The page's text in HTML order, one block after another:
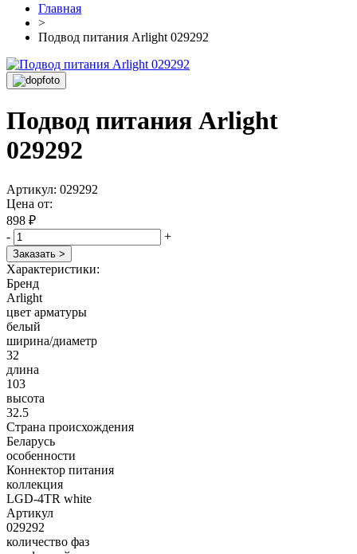
Главная
>
Подвод питания Arlight 029292
Подвод питания Arlight
029292
Артикул: 029292
Цена от:
898 ₽
-
+
Заказать >
Характеристики:
Бренд
Arlight
цвет арматуры
белый
ширина/диаметр
32
длина
103
высота
32.5
Страна происхождения
Беларусь
особенности
Коннектор питания
коллекция
LGD-4TR white
Артикул
029292
количество фаз